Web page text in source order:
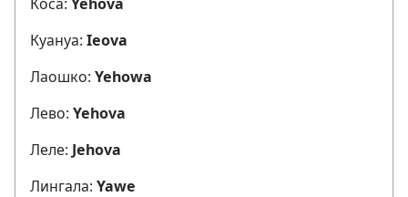
Куануа: Ieova
Лаошко: Yehowa
Лево: Yehova
Леле: Jehova
Лингала: Yawe